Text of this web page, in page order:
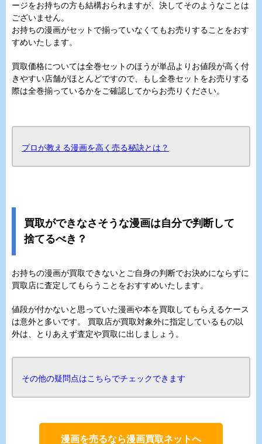
ージをお持ちの方も結構おられますが、決してそのようなことは
ございません。
お持ちの漫画がセットで揃っていなくてもお売りすることをおす
すめいたします。
買取価格については全巻セットのほうが単品よりお値段が高く付
きやすい店舗がほとんどですので、もし全巻セットをお売りする
際は全巻揃っているかをご確認してからお売りください。
プロが教える漫画を高く売る秘訣とは？
買取ができなさそうな漫画は自分で判断して
捨てるべき？
お持ちの漫画が買取できないとご自身の判断でお決めにならずに
買取店に査定してもらうことをおすすめいたします。
値段が付かないと思っていた漫画や本を買取してもらえるケース
は意外と多いです。 買取店が買取対象外に指定しているもの以
外は、とりあえず査定や買取に出しましょう。
その他の疑問点はこちらでチェックできます
漫画を売るなら漫画買取ネットへ